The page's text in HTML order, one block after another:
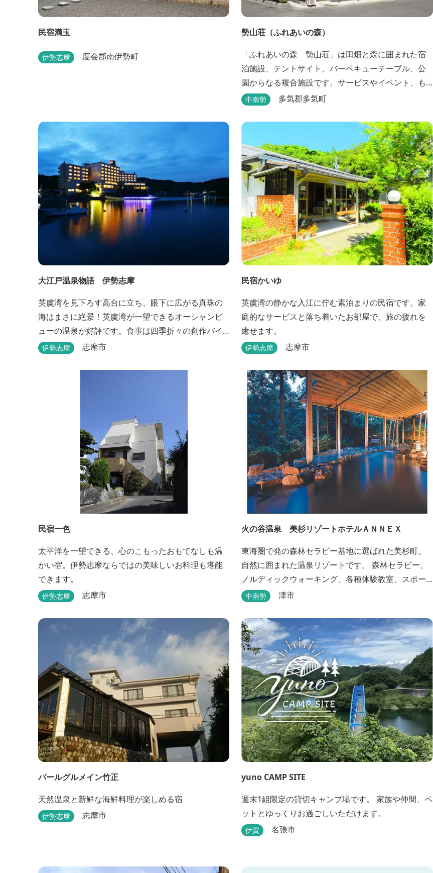
民宿満玉
伊勢志摩 度会郡南伊勢町
勢山荘（ふれあいの森）
「ふれあいの森 勢山荘」は田畑と森に囲まれた宿
泊施設、テントサイト、バーベキューテーブル、公
園からなる複合施設です。サービスやイベント、も
のづくり等を通して農村地域の持つポテンシャルを
息し、初夏にはホタルが飛び交う「メダカ池」や、
約９０００本のあじさいが植えられた「あじさいの
小径」を散策し、遠い昔に過ごした懐かしい田舎に
タイムスリップしてみま...
中南勢 多気郡多気町
大江戸温泉物語 伊勢志摩
英虞湾を見下ろす高台に立ち、眼下に広がる真珠の
海はまさに絶景！英虞湾が一望できるオーシャンビ
ューの温泉が好評です。食事は四季折々の創作バイ
キングが楽しめます。 英虞湾のかご漁を体験できる
べることもできます。
伊勢志摩 志摩市
民宿かいゆ
英虞湾の静かな入江に佇む素泊まりの民宿です。家
庭的なサービスと落ち着いたお部屋で、旅の疲れを
癒せます。
伊勢志摩 志摩市
民宿一色
太平洋を一望できる、心のこもったおもてなしも温
かい宿。伊勢志摩ならではの美味しいお料理も堪能
できます。
伊勢志摩 志摩市
火の谷温泉 美杉リゾートホテルＡＮＮＥＸ
東海圏で発の森林セラピー基地に選ばれた美杉町。
自然に囲まれた温泉リゾートです。 森林セラピー、
ノルディックウォーキング、各種体験教室、スポー
ツ、グルメ、湯遊び、自然探検思いのまま。思いき
和洋バイキングに豪華会席料理。バイキングでは、
毎日餅つき、夏は流しそうめん等のイベントも開催
しています。 ５つの貸切風呂に、展望風呂付き客
室、露天風呂・ジ...
中南勢 津市
パールグルメイン竹正
天然温泉と新鮮な海鮮料理が楽しめる宿
伊勢志摩 志摩市
yuno CAMP SITE
週末1組限定の貸切キャンプ場です。 家族や仲間、ペ
ットとゆっくりお過ごしいただけます。
伊賀 名張市